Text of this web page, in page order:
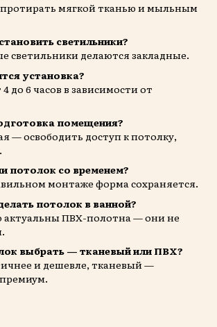
мягкой тканью и мыльным
светильники?
светильники делаются закладные.
установка?
до 6 часов в зависимости от
помещения?
— освободить доступ к потолку,
потолок со временем?
монтаже форма сохраняется.
потолок в ванной?
актуальны ПВХ-полотна — они не
выбрать — тканевый или ПВХ?
и дешевле, тканевый —